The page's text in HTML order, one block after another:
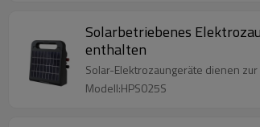
Solarbetriebenes
enthalten
Solar-Elektrozaungeräte dienen
Modell:HPS025S